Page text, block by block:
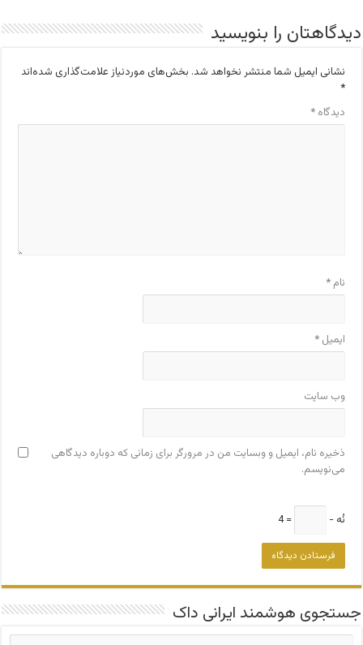
دیدگاهتان را بنویسید
نشانی ایمیل شما منتشر نخواهد شد. بخش‌های موردنیاز علامت‌گذاری شده‌اند
*
دیدگاه*
نام*
ایمیل*
وب‌ سایت
ذخیره نام، ایمیل و وبسایت من در مرورگر برای زمانی که دوباره دیدگاهی
می‌نویسم.
نُه − = 4
جستجوی هوشمند ایرانی داک